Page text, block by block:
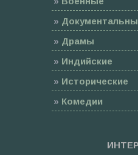
»
» Драмы
» Индийские
» Исторические
» Комедии
Мультфильмы